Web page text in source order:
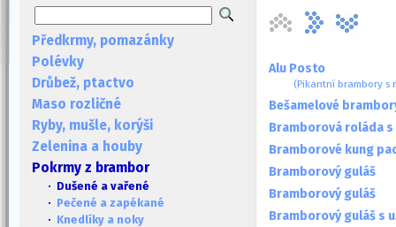
Předkrmy, pomazánky
Polévky
Drůbež, ptactvo
Maso rozličné
Ryby, mušle, korýši
Zelenina a houby
Pokrmy z brambor
· Dušené a vařené
· Pečené a zapékané
· Knedlíky a noky
Alu Posto
(Pikantní brambory s
Bešamelové
Bramborová roláda
Bramborové kung
Bramborový guláš
Bramborový guláš
Bramborový guláš s